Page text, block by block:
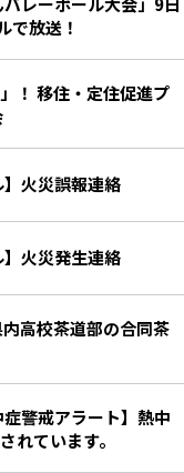
で放送！
！ 移住・定住促進プ
火災誤報連絡
火災発生連絡
高校茶道部の合同茶
警戒アラート】熱中
れています。